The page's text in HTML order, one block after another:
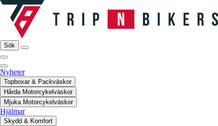
Sök
Nyheter
Topboxar & Packväskor
Hårda Motorcykelväskor
Mjuka Motorcykelväskor
Hjälmar
Skydd & Komfort